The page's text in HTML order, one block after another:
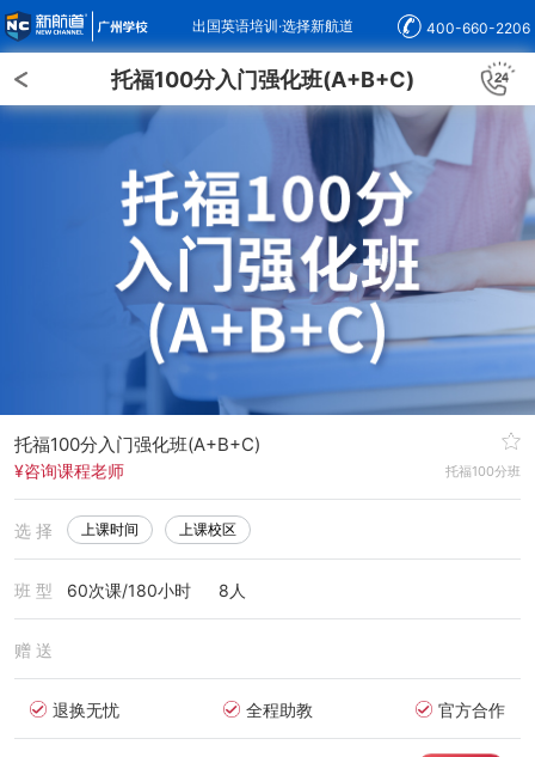
出国英语培训·选择新航道 400-660-2206
托福100分入门强化班(A+B+C)
托福100分入门强化班(A+B+C)
¥咨询课程老师 托福100分班
选 择 上课时间 上课校区
班 型 60次课/180小时 8人
赠 送
退换无忧 全程助教 官方合作